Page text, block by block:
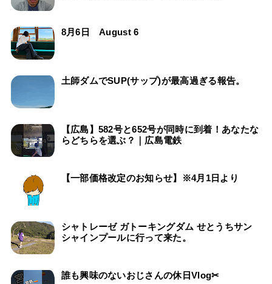
8月6日 August 6
土師ダムでSUP(サップ)が最高過ぎる報告。
【広島】582号と652号が同時に到着！あなたな
らどちらを選ぶ？｜広島電鉄
【一部価格改定のお知らせ】※4月1日より
シャトレーゼ ガトーキングダム せとうちサン
シャインプールに行って来た。
誰も興味のないおじさんの休日Vlog✂